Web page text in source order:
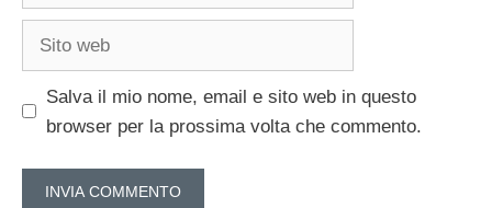
Sito
Salva il mio nome, email e sito web in questo
browser per la prossima volta che commento.